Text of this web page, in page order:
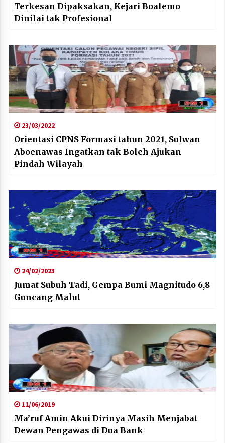
Terkesan Dipaksakan, Kejari Boalemo
Dinilai tak Profesional
23/03/2022
Orientasi CPNS Formasi tahun 2021, Sulwan
Aboenawas Ingatkan tak Boleh Ajukan
Pindah Wilayah
24/02/2023
Jumat Subuh Tadi, Gempa Bumi Magnitudo 6,8
Guncang Malut
11/06/2019
Ma’ruf Amin Akui Dirinya Masih Menjabat
Dewan Pengawas di Dua Bank